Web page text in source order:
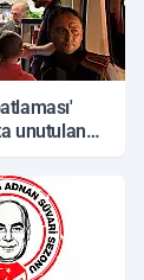
unutulan